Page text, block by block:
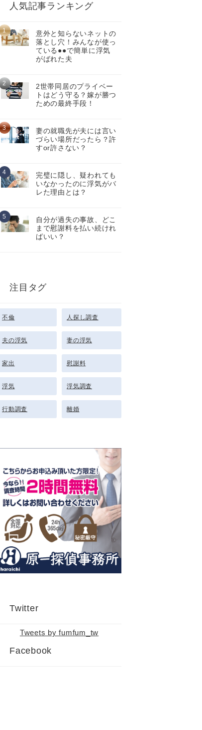
人気記事ランキング
意外と知らないネットの
落とし穴！みんなが使っ
ている●●で簡単に浮気
がばれた夫
2世帯同居のプライベー
トはどう守る？嫁が勝つ
ための最終手段！
妻の就職先が夫には言い
づらい場所だったら？許
すor許さない？
完璧に隠し、疑われても
いなかったのに浮気がバ
レた理由とは？
自分が過失の事故、どこ
まで慰謝料を払い続けれ
ばいい？
注目タグ
不倫 人探し調査
夫の浮気 妻の浮気
家出 慰謝料
浮気 浮気調査
行動調査 離婚
Twitter
Tweets by fumfum_tw
Facebook